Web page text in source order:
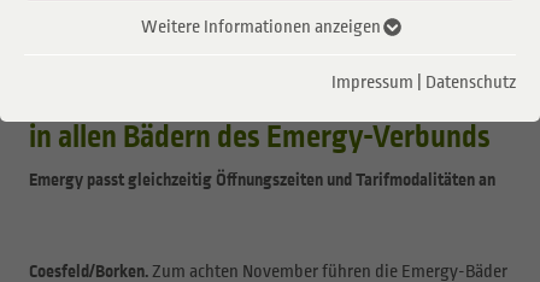
Weitere Informationen anzeigen
Impressum Datenschutz
Kai Sudowe, Bereichsleiter der Emergy-Bäder
Neue Bädercard sichert viele Vorteile
in allen Bädern des Emergy-Verbunds
Emergy passt gleichzeitig Öffnungszeiten und Tarifmodalitäten an
Coesfeld/Borken. Zum achten November führen die Emergy-Bäder